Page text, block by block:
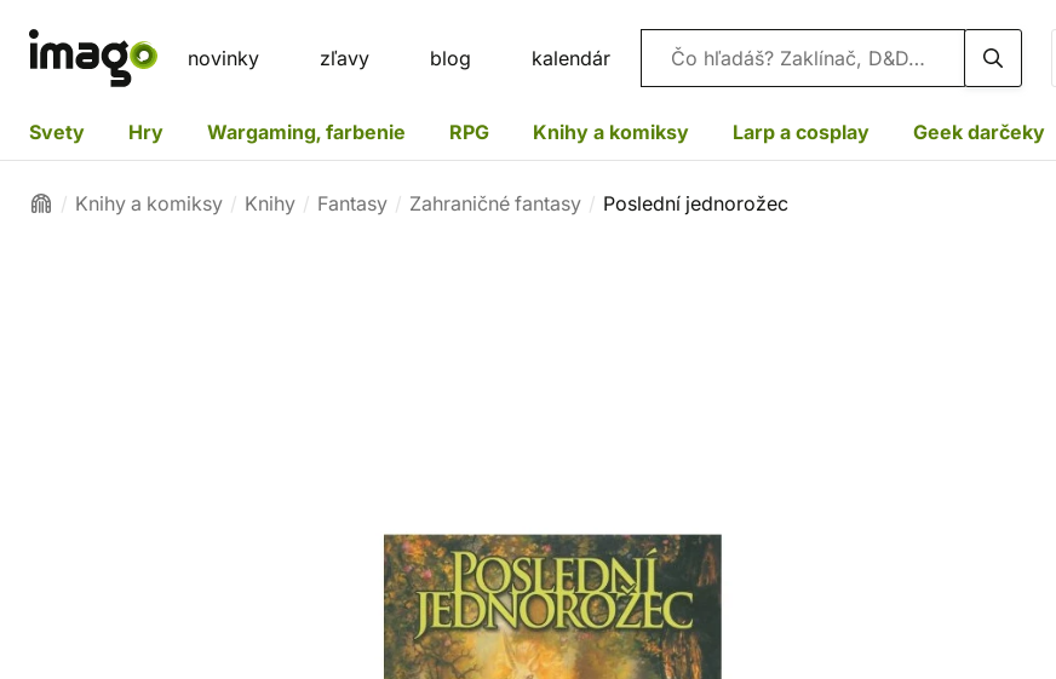
novinky zľavy blog kalendár Vyhľadávanie
Svety Hry Wargaming, farbenie RPG Knihy a komiksy Larp a cosplay Geek darčeky
Knihy a komiksy Knihy Fantasy Zahraničné fantasy Poslední jednorožec